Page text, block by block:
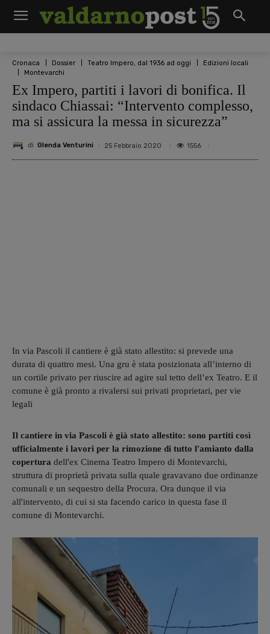
Cronaca Dossier Teatro Impero, dal 1936 ad oggi
Edizioni locali
Montevarchi
Ex Impero, partiti i lavori di bonifica. Il
sindaco Chiassai: “Intervento complesso,
ma si assicura la messa in sicurezza”
di Glenda Venturini 25 Febbraio 2020 1556
In via Pascoli il cantiere è già stato allestito: si prevede una
durata di quattro mesi. Una gru è stata posizionata all’interno di
un cortile privato per riuscire ad agire sul tetto dell’ex Teatro. E il
comune è già pronto a rivalersi sui privati proprietari, per vie
legali
Il cantiere in via Pascoli è già stato allestito: sono partiti così
ufficialmente i lavori per la rimozione di tutto l'amianto dalla
copertura dell'ex Cinema Teatro Impero di Montevarchi,
struttura di proprietà privata sulla quale gravavano due ordinanze
comunali e un sequestro della Procura. Ora dunque il via
all'intervento, di cui si sta facendo carico in questa fase il
comune di Montevarchi.